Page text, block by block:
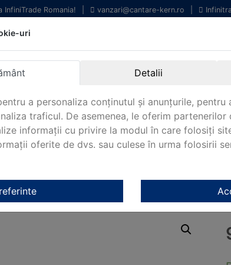
InfiniTrade Romania! vanzari@cantare-kern.ro
profesionale
laborator.
Internationala.
Oriunde in
/ 961-230
uri
Detalii
a personaliza conținutul și anunțurile,
traficul. De asemenea, le oferim partenerilor
informații cu privire la modul în care folosiți
oferite de dvs. sau culese în urma folosirii